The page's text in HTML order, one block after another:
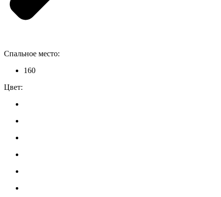
Спальное место:
160
Цвет: